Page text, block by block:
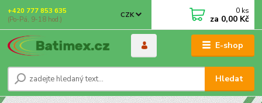
E-shop
CZK
Hledat
+420 777 853 635
(Po-Pá, 9-18 hod.)
0 ks
za 0,00 Kč